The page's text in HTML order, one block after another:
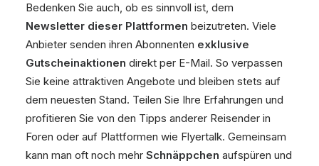
Bedenken Sie auch, ob es sinnvoll ist, dem
Newsletter dieser Plattformen beizutreten. Viele
Anbieter senden ihren Abonnenten exklusive
Gutscheinaktionen direkt per E-Mail. So verpassen
Sie keine attraktiven Angebote und bleiben stets auf
dem neuesten Stand. Teilen Sie Ihre Erfahrungen und
profitieren Sie von den Tipps anderer Reisender in
Foren oder auf Plattformen wie Flyertalk. Gemeinsam
kann man oft noch mehr Schnäppchen aufspüren und